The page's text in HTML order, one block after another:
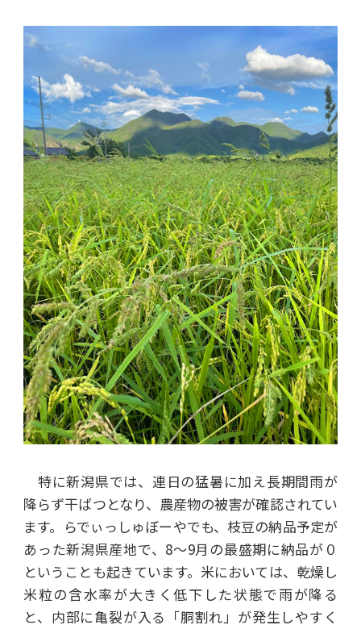
特に新潟県では、連日の猛暑に加え長期間雨が
降らず干ばつとなり、農産物の被害が確認されてい
ます。らでぃっしゅぼーやでも、枝豆の納品予定が
あった新潟県産地で、8～9月の最盛期に納品が０
ということも起きています。米においては、乾燥し
米粒の含水率が大きく低下した状態で雨が降る
と、内部に亀裂が入る「胴割れ」が発生しやすく